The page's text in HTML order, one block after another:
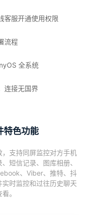
客服开通使用权限
流程
全系统
连接无国界
特色功能
支持同屏监控对方手机
短信记录、图库相册、
、Viber、推特、抖
时监控和过往历史聊天
。